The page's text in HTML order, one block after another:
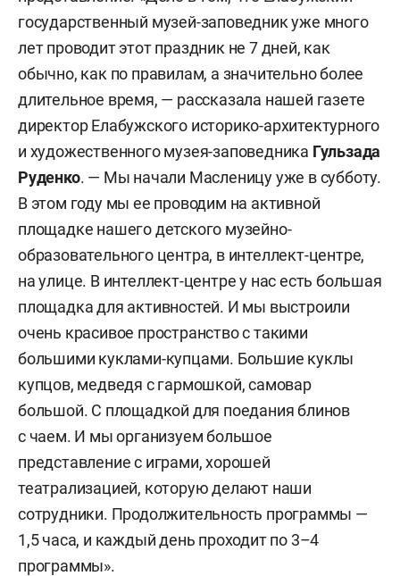
государственный музей-заповедник уже много
лет проводит этот праздник не 7 дней, как
обычно, как по правилам, а значительно более
длительное время, — рассказала нашей газете
директор Елабужского историко-архитектурного
и художественного музея-заповедника Гульзада
Руденко. — Мы начали Масленицу уже в субботу.
В этом году мы ее проводим на активной
площадке нашего детского музейно-
образовательного центра, в интеллект-центре,
на улице. В интеллект-центре у нас есть большая
площадка для активностей. И мы выстроили
очень красивое пространство с такими
большими куклами-купцами. Большие куклы
купцов, медведя с гармошкой, самовар
большой. С площадкой для поедания блинов
с чаем. И мы организуем большое
представление с играми, хорошей
театрализацией, которую делают наши
сотрудники. Продолжительность программы —
1,5 часа, и каждый день проходит по 3–4
программы».